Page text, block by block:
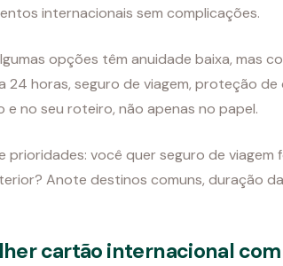
internacionais sem complicações.
opções têm anuidade baixa, mas
24 horas, seguro de viagem, proteção
no seu roteiro, não apenas no papel.
prioridades: você quer seguro de
Anote destinos comuns, duração
cartão internacional